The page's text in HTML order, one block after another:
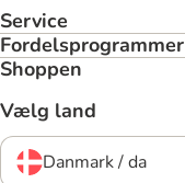
Service
Fordelsprogrammer
Shoppen
Vælg land
Danmark / da